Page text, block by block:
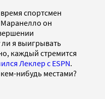
спортсмен
Маранелло он
я выигрывать
каждый стремится
Леклер с ESPN.
нибудь местами?